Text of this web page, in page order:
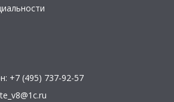
+7 (495) 737-92-57